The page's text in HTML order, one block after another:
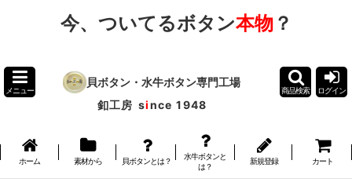
今、ついてるボタン本物？
メニュー
貝ボタン・水牛ボタン専門工場
釦工房 since 1948
商品検索 ログイン
ホーム 素材から 貝ボタンとは？
水牛ボタンと
は？
新規登録 カート